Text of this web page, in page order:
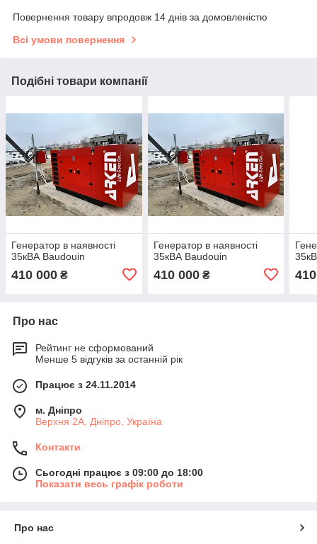
Повернення товару впродовж 14 днів за домовленістю
Всі умови повернення
Подібні товари компанії
Генератор в наявності
35кВА Baudouin
410 000 ₴
Генератор в наявності
35кВА Baudouin
410 000₴
Про нас
Рейтинг не сформований
Менше 5 відгуків за останній рік
Працює з 24.11.2014
м. Дніпро
Верхня 2А, Дніпро, Україна
Контакти
Сьогодні працює з 09:00 до 18:00
Показати весь графік роботи
Про нас